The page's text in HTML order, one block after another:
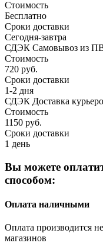
Стоимость
Бесплатно
Сроки доставки
Сегодня-завтра
СДЭК Самовывоз из
Стоимость
720 руб.
Сроки доставки
1-2 дня
СДЭК Доставка
Стоимость
1150 руб.
Сроки доставки
1 день
Вы можете
способом:
Оплата наличными
Оплата производится
магазинов